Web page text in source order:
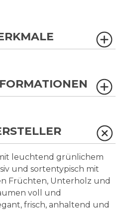
leuchtend grünlichem
und sortentypisch mit
Früchten, Unterholz und
voll und
frisch, anhaltend und